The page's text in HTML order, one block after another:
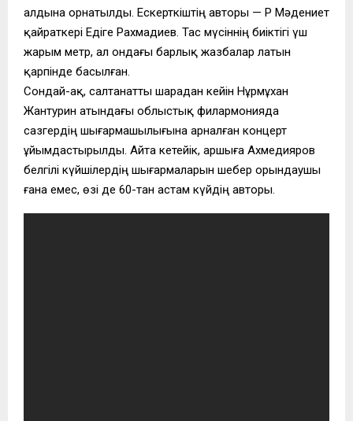
алдына орнатылды. Ескерткіштің авторы — ҚР Мәдениет
қайраткері Едіге Рахмадиев. Тас мүсіннің биіктігі үш
жарым метр, ал ондағы барлық жазбалар латын
қарпінде басылған.
Сондай-ақ, салтанатты шарадан кейін Нұрмұхан
Жантурин атындағы облыстық филармонияда
сазгердің шығармашылығына арналған концерт
ұйымдастырылды. Айта кетейік, Қаршыға Ахмедияров
белгілі күйшілердің шығармаларын шебер орындаушы
ғана емес, өзі де 60-тан астам күйдің авторы.